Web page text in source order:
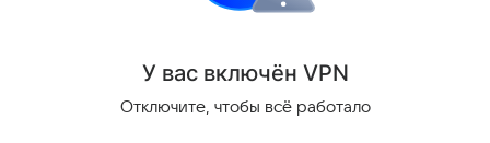
Поделиться
У вас включён VPN
Отключите, чтобы всё работало